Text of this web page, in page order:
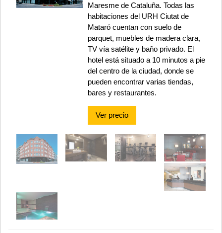
Maresme de Cataluña. Todas las
habitaciones del URH Ciutat de
Mataró cuentan con suelo de
parquet, muebles de madera clara,
TV vía satélite y baño privado. El
hotel está situado a 10 minutos a pie
del centro de la ciudad, donde se
pueden encontrar varias tiendas,
bares y restaurantes.
Ver precio